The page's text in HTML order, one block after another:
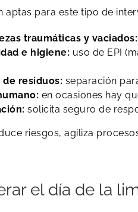
aptas para este tipo de
traumáticas y vaciados:
e higiene: uso de EPI
residuos: separación
en ocasiones hay
solicita seguro de
riesgos, agiliza
el día de la